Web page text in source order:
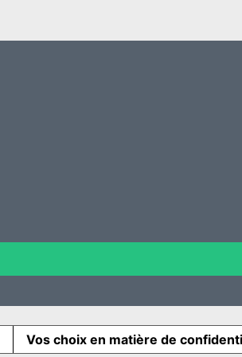
Vos choix en matière de